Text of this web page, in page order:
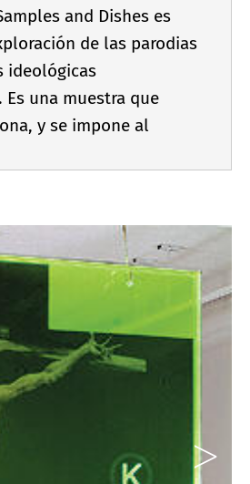
and Dishes es
de las parodias
ideológicas
una muestra que
y se impone al